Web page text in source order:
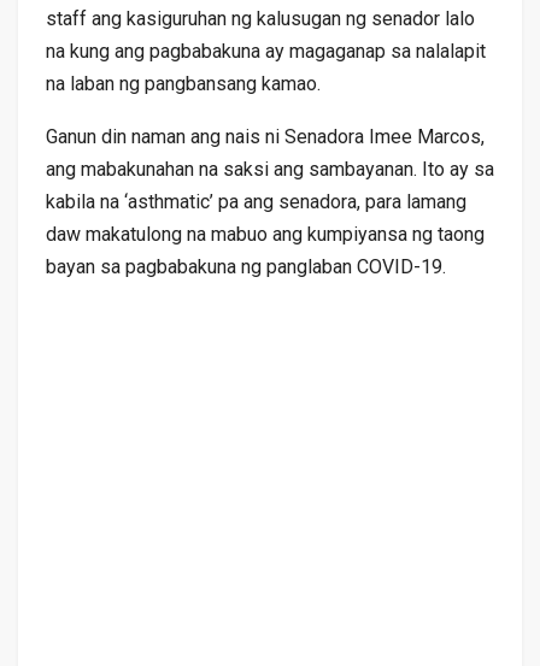
staff ang kasiguruhan ng kalusugan ng senador lalo
na kung ang pagbabakuna ay magaganap sa nalalapit
na laban ng pangbansang kamao.
Ganun din naman ang nais ni Senadora Imee Marcos,
ang mabakunahan na saksi ang sambayanan. Ito ay sa
kabila na ‘asthmatic’ pa ang senadora, para lamang
daw makatulong na mabuo ang kumpiyansa ng taong
bayan sa pagbabakuna ng panglaban COVID-19.